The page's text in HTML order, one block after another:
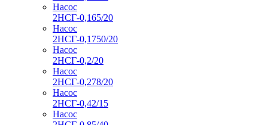
Насос
2НСГ-0,165/20
Насос
2НСГ-0,1750/20
Насос
2НСГ-0,2/20
Насос
2НСГ-0,278/20
Насос
2НСГ-0,42/15
Насос